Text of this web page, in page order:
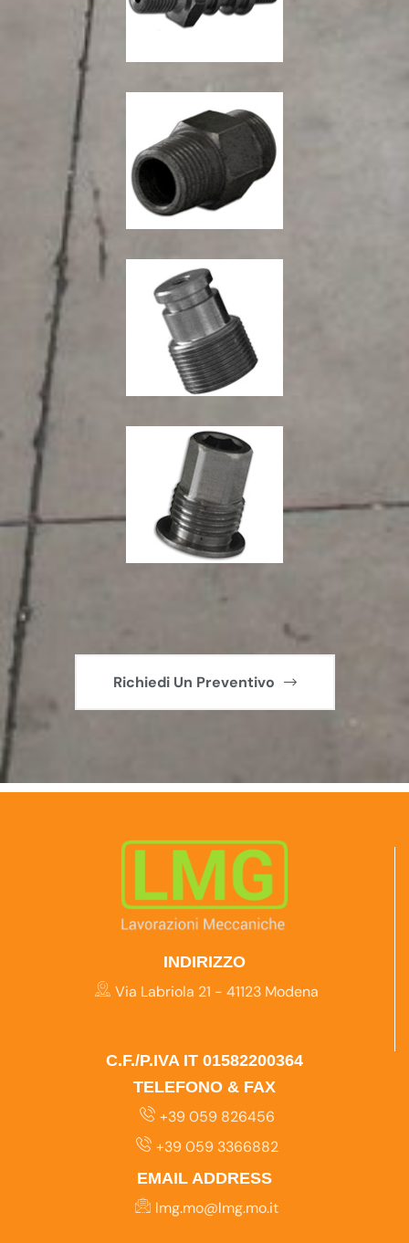
Richiedi Un Preventivo
INDIRIZZO
Via Labriola 21 - 41123 Modena
C.F./P.IVA IT 01582200364
TELEFONO & FAX
+39 059 826456
+39 059 3366882
EMAIL ADDRESS
lmg.mo@lmg.mo.it